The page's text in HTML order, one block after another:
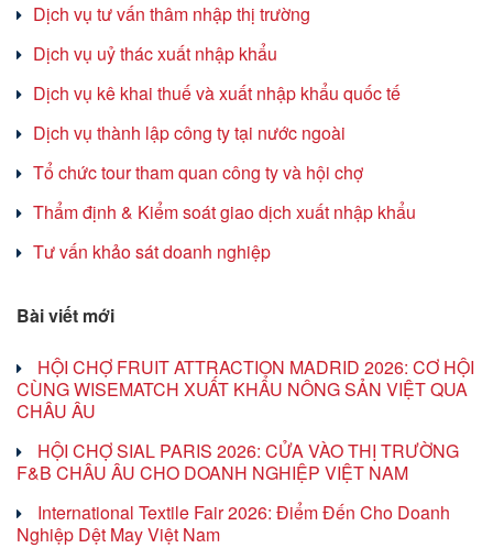
Dịch vụ tư vấn thâm nhập thị trường
Dịch vụ uỷ thác xuất nhập khẩu
Dịch vụ kê khai thuế và xuất nhập khẩu quốc tế
Dịch vụ thành lập công ty tại nước ngoài
Tổ chức tour tham quan công ty và hội chợ
Thẩm định & Kiểm soát giao dịch xuất nhập khẩu
Tư vấn khảo sát doanh nghiệp
Bài viết mới
HỘI CHỢ FRUIT ATTRACTION MADRID 2026: CƠ HỘI
CÙNG WISEMATCH XUẤT KHẨU NÔNG SẢN VIỆT QUA
CHÂU ÂU
HỘI CHỢ SIAL PARIS 2026: CỬA VÀO THỊ TRƯỜNG
F&B CHÂU ÂU CHO DOANH NGHIỆP VIỆT NAM
International Textile Fair 2026: Điểm Đến Cho Doanh
Nghiệp Dệt May Việt Nam